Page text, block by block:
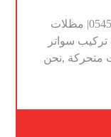
بناء مظلات في ام القيوين |0545681606| مظلات
سواتر
متحركة ,نحن